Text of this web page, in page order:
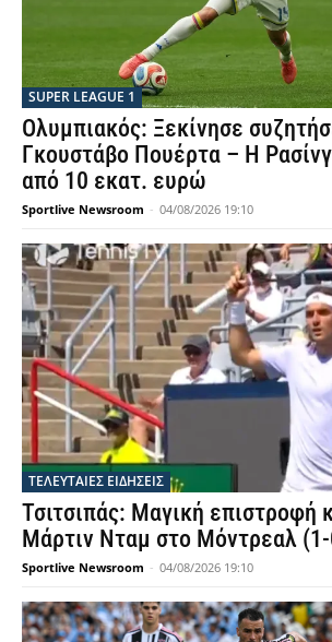
SUPER LEAGUE 1
Ολυμπιακός: Ξεκίνησε
Γκουστάβο Πουέρτα – Η
από 10 εκατ. ευρώ
Sportlive Newsroom - 04/08/2026 19:10
ΤΕΛΕΥΤΑΙΕΣ ΕΙΔΗΣΕΙΣ
Τσιτσιπάς: Μαγική επιστροφή
Μάρτιν Νταμ στο Μόντρεαλ
Sportlive Newsroom - 04/08/2026 19:10